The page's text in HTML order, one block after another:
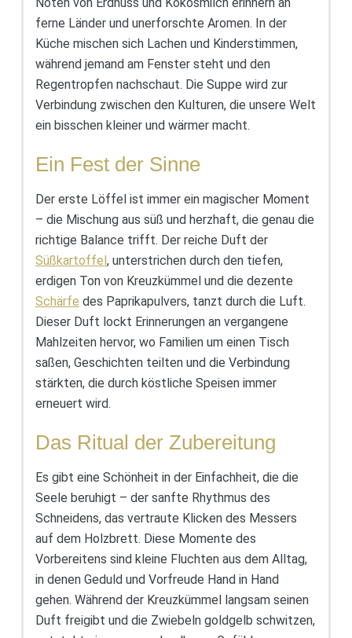
Noten von Erdnuss und Kokosmilch erinnern an
ferne Länder und unerforschte Aromen. In der
Küche mischen sich Lachen und Kinderstimmen,
während jemand am Fenster steht und den
Regentropfen nachschaut. Die Suppe wird zur
Verbindung zwischen den Kulturen, die unsere Welt
ein bisschen kleiner und wärmer macht.
Ein Fest der Sinne
Der erste Löffel ist immer ein magischer Moment
– die Mischung aus süß und herzhaft, die genau die
richtige Balance trifft. Der reiche Duft der
Süßkartoffel , unterstrichen durch den tiefen,
erdigen Ton von Kreuzkümmel und die dezente
Schärfe des Paprikapulvers, tanzt durch die Luft.
Dieser Duft lockt Erinnerungen an vergangene
Mahlzeiten hervor, wo Familien um einen Tisch
saßen, Geschichten teilten und die Verbindung
stärkten, die durch köstliche Speisen immer
erneuert wird.
Das Ritual der Zubereitung
Es gibt eine Schönheit in der Einfachheit, die die
Seele beruhigt – der sanfte Rhythmus des
Schneidens, das vertraute Klicken des Messers
auf dem Holzbrett. Diese Momente des
Vorbereitens sind kleine Fluchten aus dem Alltag,
in denen Geduld und Vorfreude Hand in Hand
gehen. Während der Kreuzkümmel langsam seinen
Duft freigibt und die Zwiebeln goldgelb schwitzen,